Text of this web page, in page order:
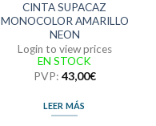
CINTA SUPACAZ
MONOCOLOR AMARILLO
NEON
Login to view prices
EN STOCK
PVP: 43,00€
LEER MÁS